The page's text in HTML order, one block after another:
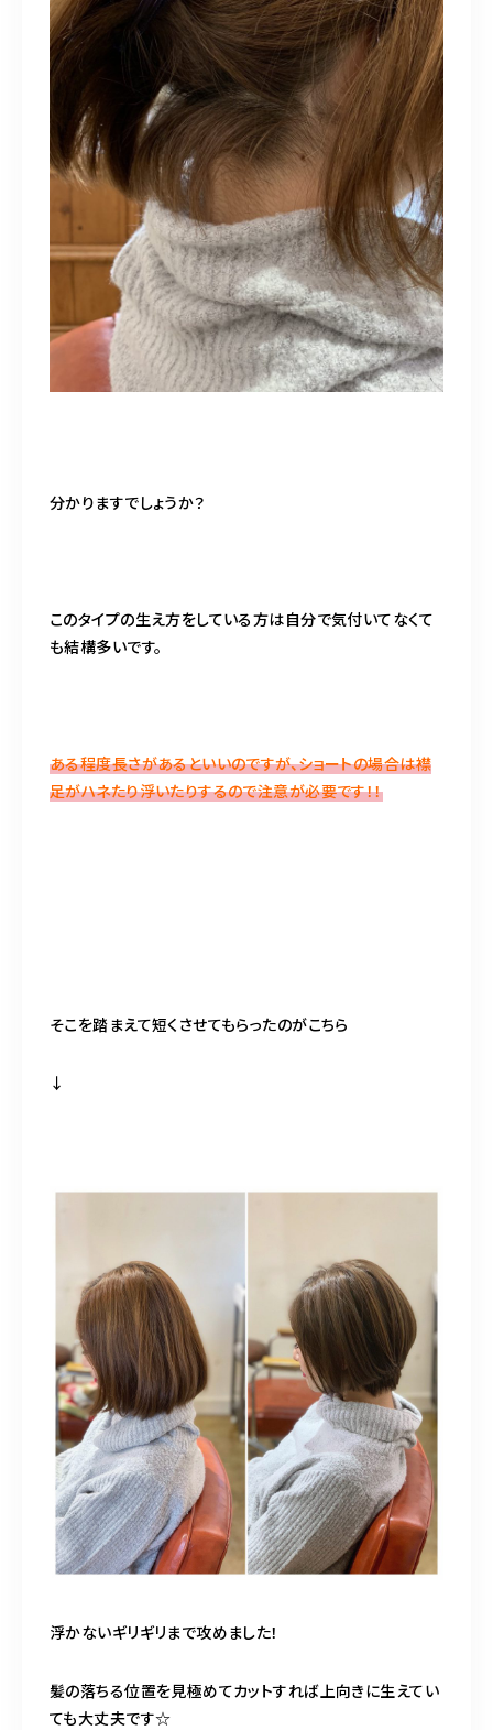
分かりますでしょうか？
このタイプの生え方をしている方は自分で気付いてなくて
も結構多いです。
ある程度長さがあるといいのですが、ショートの場合は襟
足がハネたり浮いたりするので注意が必要です！！
そこを踏まえて短くさせてもらったのがこちら
↓
浮かないギリギリまで攻めました！
髪の落ちる位置を見極めてカットすれば上向きに生えてい
ても大丈夫です☆